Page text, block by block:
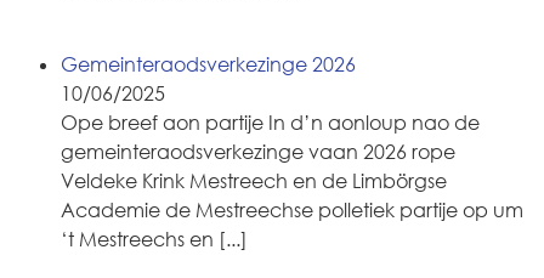
Gemeinteraodsverkezinge 2026
10/06/2025
Ope breef aon partije In d’n aonloup nao de
gemeinteraodsverkezinge vaan 2026 rope
Veldeke Krink Mestreech en de Limbörgse
Academie de Mestreechse polletiek partije op um
‘t Mestreechs en [...]